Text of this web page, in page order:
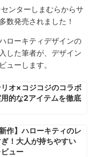
ンターしまむらからサ
数発売されました！
ローキティデザインの
した筆者が、デザイン
ューします。
リオ×コジコジのコラボ
的な2アイテムを徹底
作】ハローキティのレ
！大人が持ちやすい
ュー